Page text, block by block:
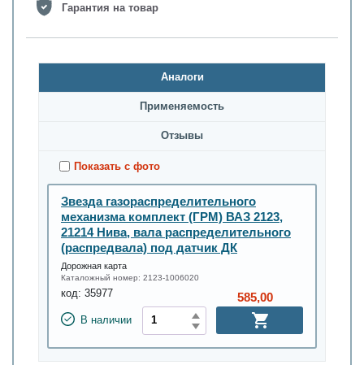
Гарантия на товар
Аналоги
Применяемость
Oтзывы
Показать с фото
Звезда газораспределительного
механизма комплект (ГРМ) ВАЗ 2123,
21214 Нива, вала распределительного
(распредвала) под датчик ДК
Дорожная карта
Каталожный номер: 2123-1006020
код: 35977
В наличии
585,00